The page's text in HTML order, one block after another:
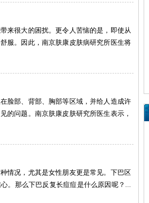
来很大的困扰。更令人苦恼的是，即使从
服。因此，南京肤康皮肤病研究所医生将
脸部、背部、胸部等区域，并给人造成许
的问题。南京肤康皮肤研究所医生表示，
情况，尤其是女性朋友更是常见。下巴区
。那么下巴反复长痘痘是什么原因呢？...